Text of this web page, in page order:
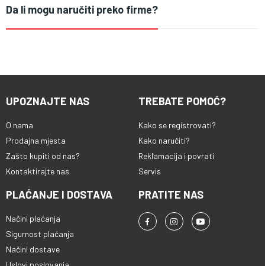
Da li mogu naručiti preko firme?
UPOZNAJTE NAS
O nama
Prodajna mjesta
Zašto kupiti od nas?
Kontaktirajte nas
TREBATE POMOĆ?
Kako se registrovati?
Kako naručiti?
Reklamacija i povrati
Servis
PLAĆANJE I DOSTAVA
Načini plaćanja
Sigurnost plaćanja
Načini dostave
PRATITE NAS